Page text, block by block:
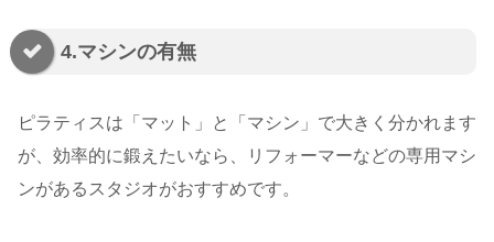
4.マシンの有無
ピラティスは「マット」と「マシン」で大きく分かれます
が、効率的に鍛えたいなら、リフォーマーなどの専用マシ
ンがあるスタジオがおすすめです。